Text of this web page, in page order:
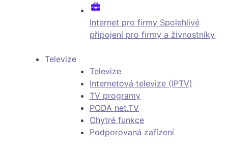
Internet pro firmy Spolehlivé
připojení pro firmy a živnostníky
Televize
Televize
Internetová televize (IPTV)
TV programy
PODA net.TV
Chytré funkce
Podporovaná zařízení